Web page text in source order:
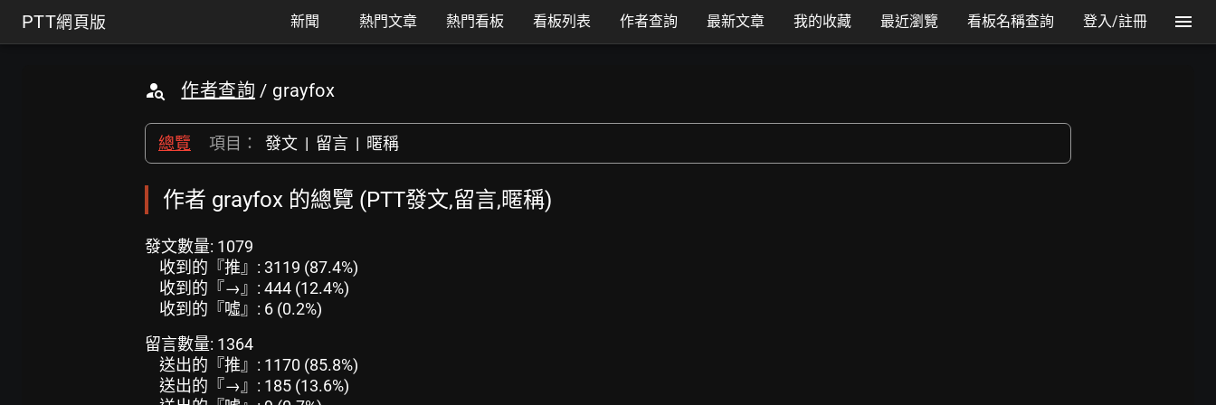
PTT網頁版 新聞 熱門文章 熱門看板 看板列表 作者查詢 最新文章 我的收藏 最近瀏覽 看板名稱查詢 登入/註冊
作者查詢 / grayfox
總覽 項目： 發文 | 留言 | 暱稱
作者 grayfox 的總覽 (PTT發文,留言,暱稱)
發文數量: 1079
收到的『推』: 3119 (87.4%)
收到的『→』: 444 (12.4%)
收到的『噓』: 6 (0.2%)
留言數量: 1364
送出的『推』: 1170 (85.8%)
送出的『→』: 185 (13.6%)